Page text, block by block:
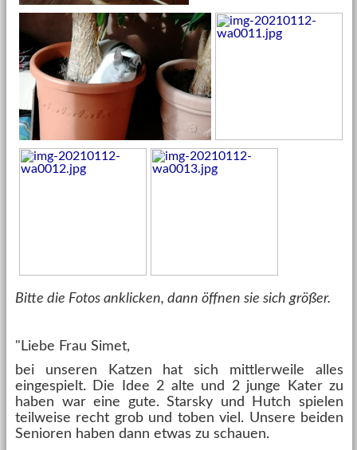
Bitte die Fotos anklicken, dann öffnen sie sich größer.
"Liebe Frau Simet,
bei unseren Katzen hat sich mittlerweile alles
eingespielt. Die Idee 2 alte und 2 junge Kater zu
haben war eine gute. Starsky und Hutch spielen
teilweise recht grob und toben viel. Unsere beiden
Senioren haben dann etwas zu schauen.